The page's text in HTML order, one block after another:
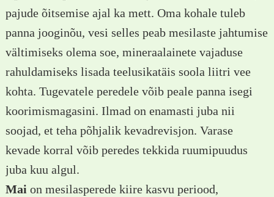
pajude õitsemise ajal ka mett. Oma kohale tuleb
panna jooginõu, vesi selles peab mesilaste jahtumise
vältimiseks olema soe, mineraalainete vajaduse
rahuldamiseks lisada teelusikatäis soola liitri vee
kohta. Tugevatele peredele võib peale panna isegi
koorimismagasini. Ilmad on enamasti juba nii
soojad, et teha põhjalik kevadrevisjon. Varase
kevade korral võib peredes tekkida ruumipuudus
juba kuu algul.
Maion mesilasperede kiire kasvu periood,